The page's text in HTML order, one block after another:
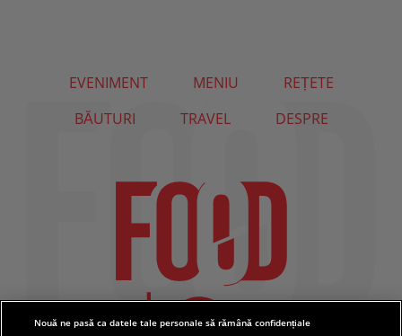
EVENIMENT MENIU
REȚETE
BĂUTURI
TRAVEL DESPRE
Nouă ne pasă ca datele tale personale să rămână confidențiale